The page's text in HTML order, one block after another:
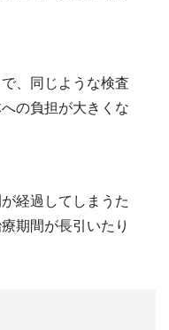
、同じような検査
の負担が大きくな
経過してしまうた
期間が長引いたり